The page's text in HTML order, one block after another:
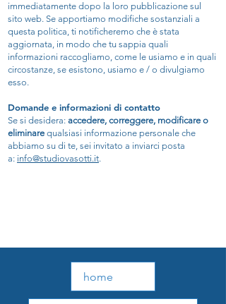
immediatamente dopo la loro pubblicazione sul
sito web. Se apportiamo modifiche sostanziali a
questa politica, ti notificheremo che è stata
aggiornata, in modo che tu sappia quali
informazioni raccogliamo, come le usiamo e in quali
circostanze, se esistono, usiamo e / o divulgiamo
esso.
Domande e informazioni di contatto
Se si desidera: accedere, correggere, modificare o
eliminare qualsiasi informazione personale che
abbiamo su di te, sei invitato a inviarci posta
a: info@studiovasotti.it.
home